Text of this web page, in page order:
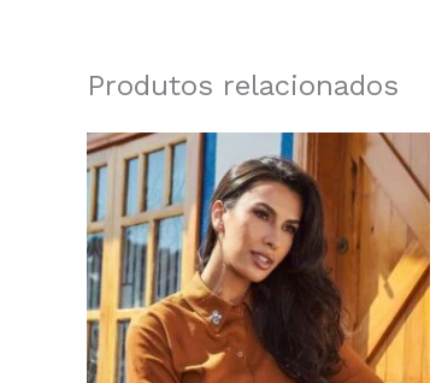
Produtos relacionados